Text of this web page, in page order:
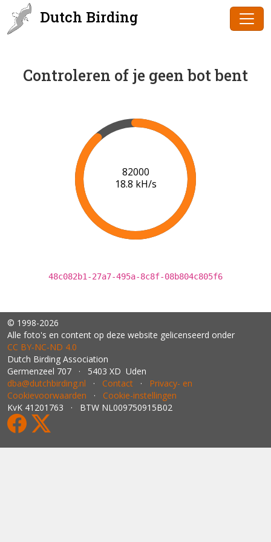
Dutch Birding
Controleren of je geen bot bent
84000
19.0 kH/s
48c082b1-27a7-495a-8c8f-08b804c805f6
© 1998-2026
Alle foto's en content op deze website gelicenseerd onder
CC BY‑NC‑ND 4.0
Dutch Birding Association
Germenzeel 707 · 5403 XD Uden
dba@dutchbirding.nl · Contact · Privacy- en
Cookievoorwaarden · Cookie-instellingen
KvK 41201763 · BTW NL009750915B02